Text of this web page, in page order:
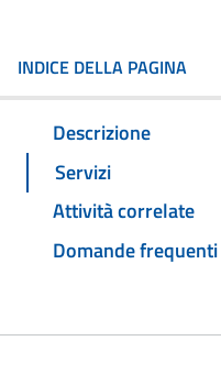
INDICE DELLA PAGINA
Descrizione
Servizi
Attività correlate
Domande frequenti